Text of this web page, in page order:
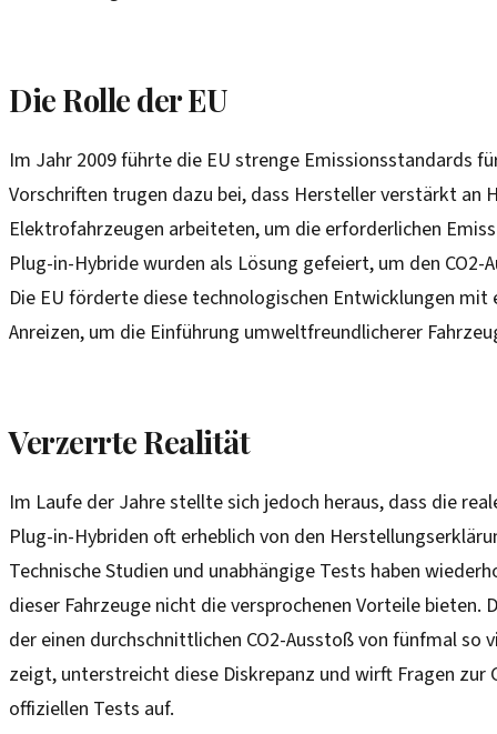
Die Rolle der EU
Im Jahr 2009 führte die EU strenge Emissionsstandards
Vorschriften trugen dazu bei, dass Hersteller verstärkt an
Elektrofahrzeugen arbeiteten, um die erforderlichen
Plug-in-Hybride wurden als Lösung gefeiert, um den CO2-
Die EU förderte diese technologischen Entwicklungen mit
Anreizen, um die Einführung umweltfreundlicherer
Verzerrte Realität
Im Laufe der Jahre stellte sich jedoch heraus, dass die
Plug-in-Hybriden oft erheblich von den
Technische Studien und unabhängige Tests haben
dieser Fahrzeuge nicht die versprochenen Vorteile bieten.
der einen durchschnittlichen CO2-Ausstoß von fünfmal so
zeigt, unterstreicht diese Diskrepanz und wirft Fragen zur
offiziellen Tests auf.